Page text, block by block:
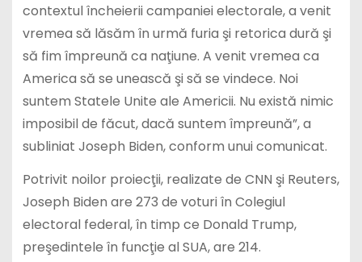
contextul încheierii campaniei electorale, a venit
vremea să lăsăm în urmă furia şi retorica dură şi
să fim împreună ca naţiune. A venit vremea ca
America să se unească şi să se vindece. Noi
suntem Statele Unite ale Americii. Nu există nimic
imposibil de făcut, dacă suntem împreună”, a
subliniat Joseph Biden, conform unui comunicat.
Potrivit noilor proiecţii, realizate de CNN şi Reuters,
Joseph Biden are 273 de voturi în Colegiul
electoral federal, în timp ce Donald Trump,
preşedintele în funcţie al SUA, are 214.